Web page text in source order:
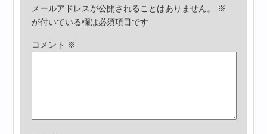
メールアドレスが公開されることはありません。
※
が付いている欄は必須項目です
コメント ※